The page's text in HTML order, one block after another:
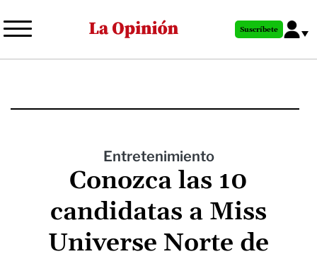
al
principal
Suscríbete
Entretenimiento
Conozca las 10
candidatas a Miss
Universe Norte de